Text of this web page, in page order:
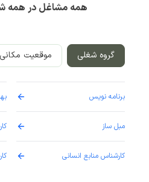
همه مشاغل در همه
گروه شغلی موقعیت مکانی
برنامه نویس
مبل ساز
کارشناس منابع انسانی